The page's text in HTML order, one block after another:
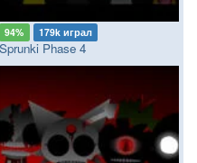
94% 179k играл
Sprunki Phase 4